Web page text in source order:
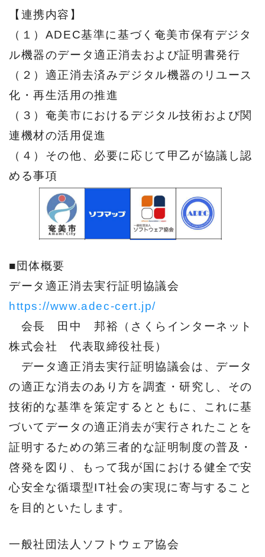
【連携内容】
（１）ADEC基準に基づく奄美市保有デジタ
ル機器のデータ適正消去および証明書発行
（２）適正消去済みデジタル機器のリユース
化・再生活用の推進
（３）奄美市におけるデジタル技術および関
連機材の活用促進
（４）その他、必要に応じて甲乙が協議し認
める事項
■団体概要
データ適正消去実行証明協議会
https://www.adec-cert.jp/
会長 田中 邦裕（さくらインターネット
株式会社 代表取締役社長）
データ適正消去実行証明協議会は、データ
の適正な消去のあり方を調査・研究し、その
技術的な基準を策定するとともに、これに基
づいてデータの適正消去が実行されたことを
証明するための第三者的な証明制度の普及・
啓発を図り、もって我が国における健全で安
心安全な循環型IT社会の実現に寄与すること
を目的といたします。
一般社団法人ソフトウェア協会